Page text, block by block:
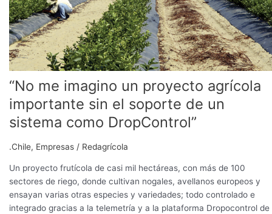
“No me imagino un proyecto agrícola
importante sin el soporte de un
sistema como DropControl”
.Chile, Empresas / Redagrícola
Un proyecto frutícola de casi mil hectáreas, con más de 100
sectores de riego, donde cultivan nogales, avellanos europeos y
ensayan varias otras especies y variedades; todo controlado e
integrado gracias a la telemetría y a la plataforma Dropocontrol de
de
un
sistema
como
DropControl”